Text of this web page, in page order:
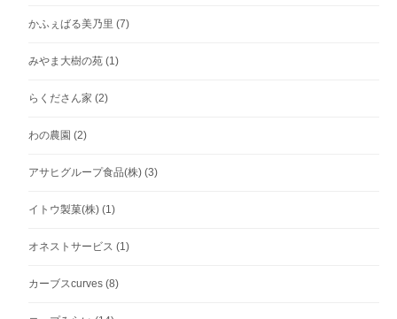
かふぇばる美乃里 (7)
みやま大樹の苑 (1)
らくださん家 (2)
わの農園 (2)
アサヒグループ食品(株) (3)
イトウ製菓(株) (1)
オネストサービス (1)
カーブスcurves (8)